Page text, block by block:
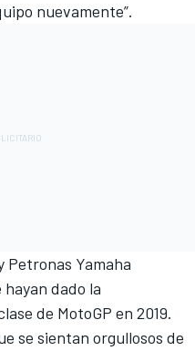
nuevamente”.
Petronas Yamaha
hayan dado la
de MotoGP en 2019.
se sientan orgullosos de